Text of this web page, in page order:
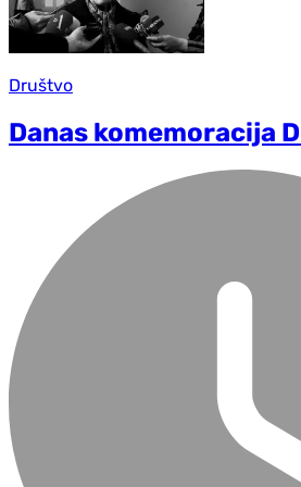
Društvo
Danas komemoracija